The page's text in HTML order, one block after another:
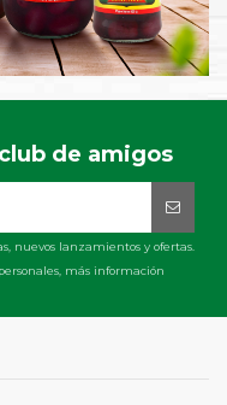
de amigos
nuevos lanzamientos y ofertas.
más información